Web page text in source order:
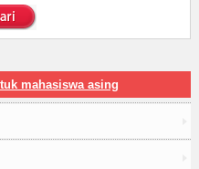
mahasiswa asing